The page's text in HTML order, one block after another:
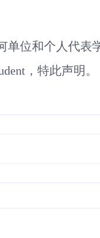
单位和个人代表
，特此声明。